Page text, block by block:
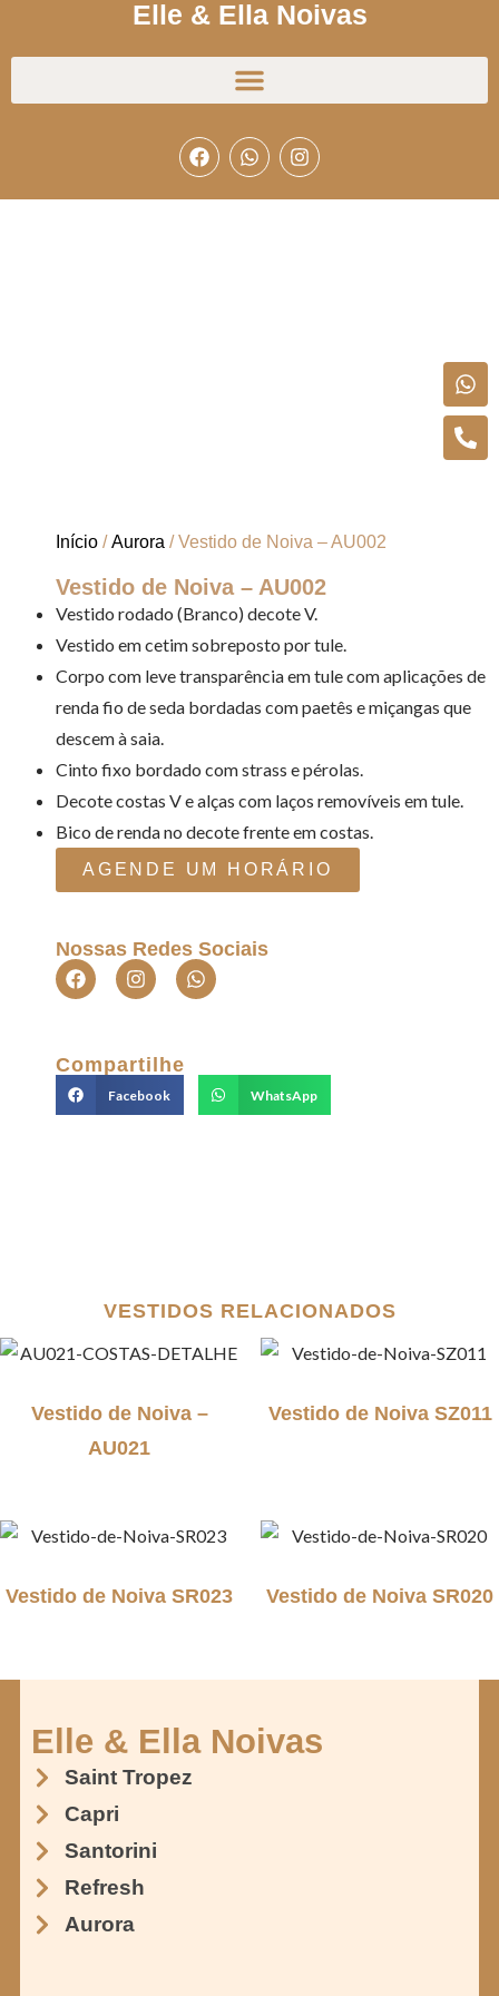
Elle & Ella Noivas
Início /Aurora / Vestido de Noiva – AU002
Vestido de Noiva – AU002
Vestido rodado (Branco) decote V.
Vestido em cetim sobreposto por tule.
Corpo com leve transparência em tule com aplicações de
renda fio de seda bordadas com paetês e miçangas que
descem à saia.
Cinto fixo bordado com strass e pérolas.
Decote costas V e alças com laços removíveis em tule.
Bico de renda no decote frente em costas.
AGENDE UM HORÁRIO
Nossas Redes Sociais
Compartilhe
Facebook WhatsApp
VESTIDOS RELACIONADOS
Vestido de Noiva –
AU021
Vestido de Noiva SZ011
Vestido de Noiva SR023 Vestido de Noiva SR020
Elle & Ella Noivas
Saint Tropez
Capri
Santorini
Refresh
Aurora